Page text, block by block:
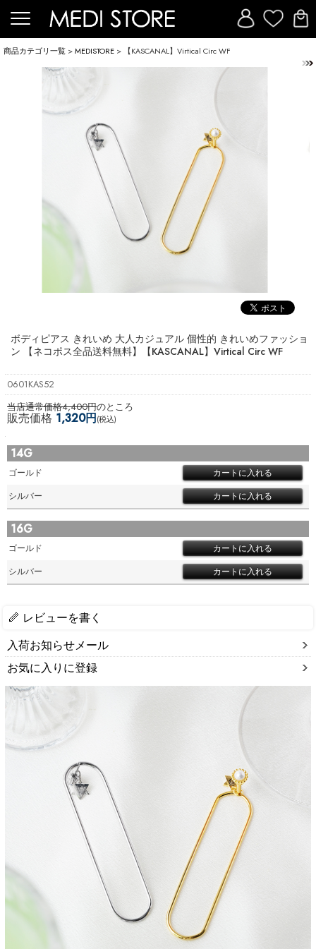
商品カテゴリ一覧 >MEDISTORE > 【KASCANAL】Virtical Circ WF
ボディピアス きれいめ 大人カジュアル 個性的 きれいめファッショ
ン 【ネコポス全品送料無料】
【KASCANAL】Virtical Circ WF
0601KAS52
当店通常価格4,400円のところ
販売価格 1,320円(税込)
14G
ゴールド
シルバー
16G
ゴールド
シルバー
レビューを書く
入荷お知らせメール
お気に入りに登録